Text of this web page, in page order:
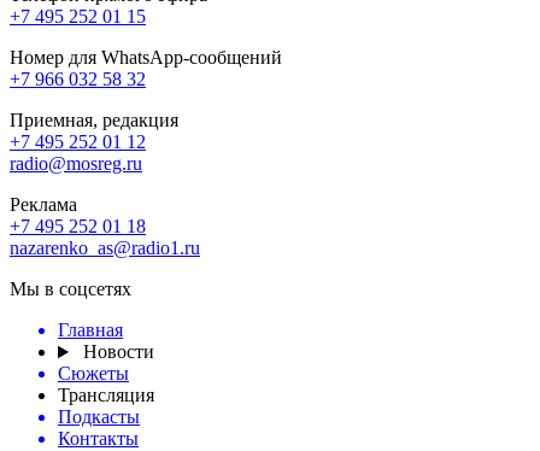
+7 495 252 01 15
Номер для WhatsApp-сообщений
+7 966 032 58 32
Приемная, редакция
+7 495 252 01 12
radio@mosreg.ru
Реклама
+7 495 252 01 18
nazarenko_as@radio1.ru
Мы в соцсетях
Главная
Новости
Сюжеты
Трансляция
Подкасты
Контакты